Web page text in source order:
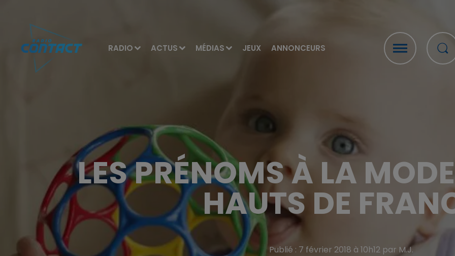
RADIO ACTUS MÉDIAS JEUX ANNONCEURS
LES PRÉNOMS À LA
HAUTS DE
Publié : 7 février 2018 à 10h12 par M.J.